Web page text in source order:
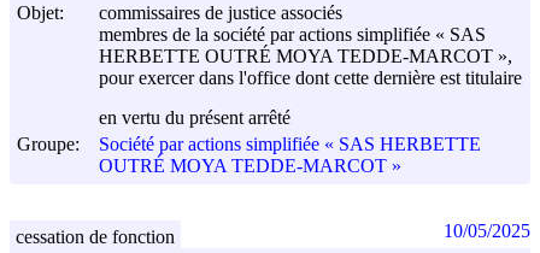
Objet:
commissaires de justice associés
membres de la société par actions simplifiée « SAS
HERBETTE OUTRÉ MOYA TEDDE-MARCOT »,
pour exercer dans l'office dont cette dernière est titulaire
en vertu du présent arrêté
Groupe:
Société par actions simplifiée « SAS HERBETTE
OUTRÉ MOYA TEDDE-MARCOT »
cessation de fonction 10/05/2025